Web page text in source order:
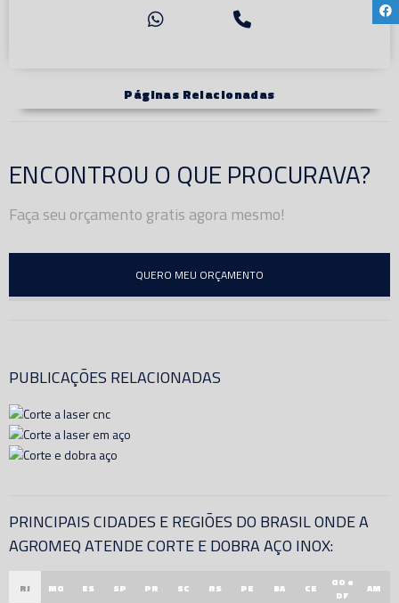
Páginas Relacionadas
ENCONTROU O QUE PROCURAVA?
Faça seu orçamento gratis agora mesmo!
QUERO MEU ORÇAMENTO
PUBLICAÇÕES RELACIONADAS
PRINCIPAIS CIDADES E REGIÕES DO BRASIL ONDE A
AGROMEQ ATENDE CORTE E DOBRA AÇO INOX:
RJ MG ES SP PR SC RS PE BA CE
GO e
DF
AM